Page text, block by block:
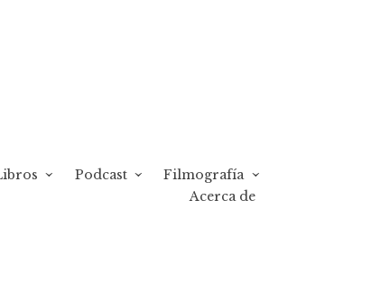
Podcast
Filmografía
Acerca de